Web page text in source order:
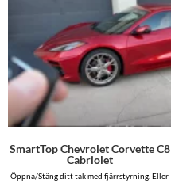
SmartTop Chevrolet Corvette C8
Cabriolet
Öppna/Stäng ditt tak med fjärrstyrning. Eller